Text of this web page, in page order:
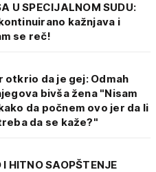
U SPECIJALNOM SUDU:
kažnjava i
se reč!
otkrio da je gej: Odmah
bivša žena "Nisam
da počnem ovo jer da li
da se kaže?"
I HITNO SAOPŠTENJE